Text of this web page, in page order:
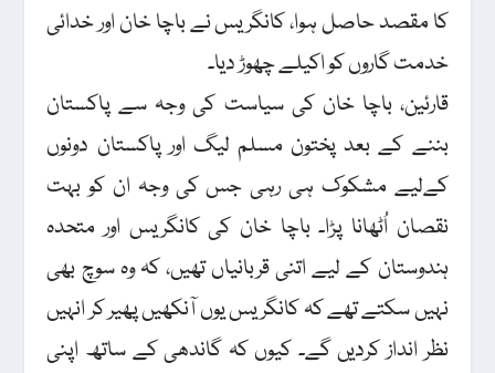
کا مقصد حاصل ہوا، کانگریس نے باچا خان اور خدائی
خدمت گاروں کو اکیلے چھوڑ دیا۔
قارئین، باچا خان کی سیاست کی وجہ سے پاکستان
بننے کے بعد پختون مسلم لیگ اور پاکستان دونوں
کےلیے مشکوک ہی رہی جس کی وجہ ان کو بہت
نقصان اُٹھانا پڑا۔ باچا خان کی کانگریس اور متحدہ
ہندوستان کے لیے اتنی قربانیاں تھیں، کہ وہ سوچ بھی
نہیں سکتے تھے کہ کانگریس یوں آنکھیں پھیر کر انہیں
نظر انداز کردیں گے۔ کیوں کہ گاندھی کے ساتھ اپنی